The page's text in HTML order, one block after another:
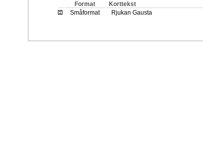
Format Korttekst
Småformat
Rjukan Gausta